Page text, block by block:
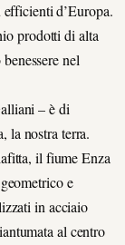
d’Europa.
prodotti di alta
nel
– è di
la nostra terra.
il fiume Enza
e
in acciaio
al centro